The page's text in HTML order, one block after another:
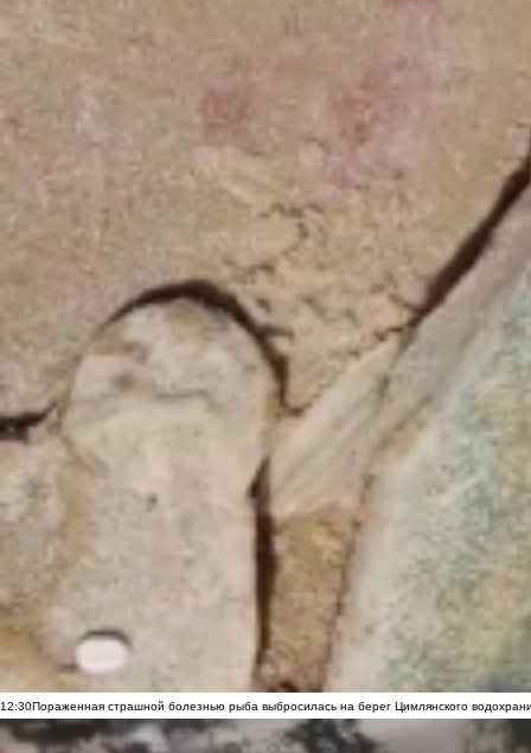
12:30Пораженная страшной болезнью рыба выбросилась на берег Цимлянского